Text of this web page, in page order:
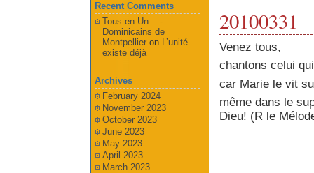
20100331
Venez tous,
chantons celui
car Marie le vit
même dans le
Dieu! (R le
Recent Comments
Tous en Un... -
Dominicains de
Montpellieron L’unité
existe déjà
Archives
February 2024
November 2023
October 2023
June 2023
May 2023
April 2023
March 2023